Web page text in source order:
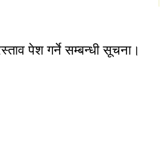
कार्यक्रममा सहभागी हुने सूचना।
पेश गर्ने सम्बन्धी सूचना।